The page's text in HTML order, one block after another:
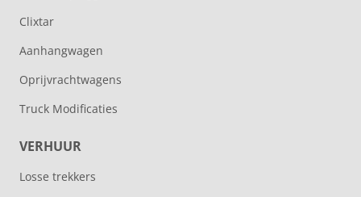
Clixtar
Aanhangwagen
Oprijvrachtwagens
Truck Modificaties
VERHUUR
Losse trekkers